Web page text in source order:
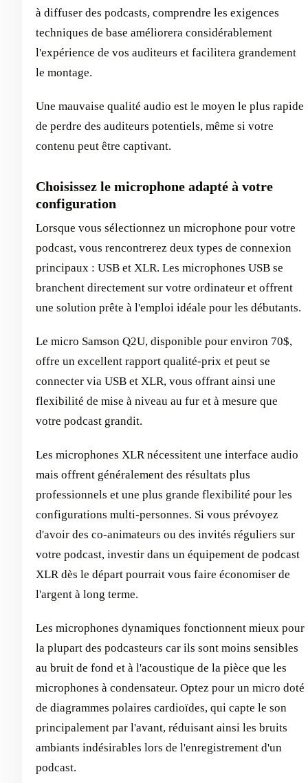
à diffuser des podcasts, comprendre les exigences
techniques de base améliorera considérablement
l'expérience de vos auditeurs et facilitera grandement
le montage.
Une mauvaise qualité audio est le moyen le plus rapide
de perdre des auditeurs potentiels, même si votre
contenu peut être captivant.
Choisissez le microphone adapté à votre
configuration
Lorsque vous sélectionnez un microphone pour votre
podcast, vous rencontrerez deux types de connexion
principaux : USB et XLR. Les microphones USB se
branchent directement sur votre ordinateur et offrent
une solution prête à l'emploi idéale pour les débutants.
Le micro Samson Q2U, disponible pour environ 70$,
offre un excellent rapport qualité-prix et peut se
connecter via USB et XLR, vous offrant ainsi une
flexibilité de mise à niveau au fur et à mesure que
votre podcast grandit.
Les microphones XLR nécessitent une interface audio
mais offrent généralement des résultats plus
professionnels et une plus grande flexibilité pour les
configurations multi-personnes. Si vous prévoyez
d'avoir des co-animateurs ou des invités réguliers sur
votre podcast, investir dans un équipement de podcast
XLR dès le départ pourrait vous faire économiser de
l'argent à long terme.
Les microphones dynamiques fonctionnent mieux pour
la plupart des podcasteurs car ils sont moins sensibles
au bruit de fond et à l'acoustique de la pièce que les
microphones à condensateur. Optez pour un micro doté
de diagrammes polaires cardioïdes, qui capte le son
principalement par l'avant, réduisant ainsi les bruits
ambiants indésirables lors de l'enregistrement d'un
podcast.